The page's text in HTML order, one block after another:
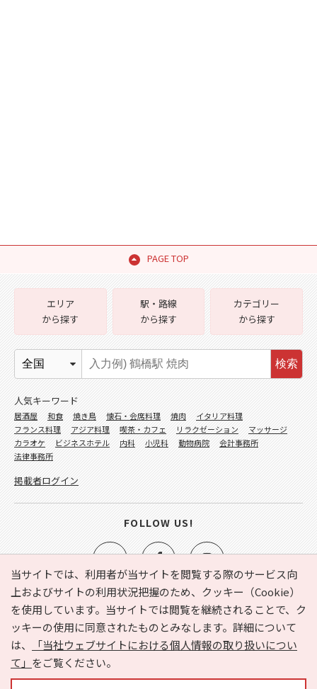
PAGE TOP
当サイトでは、利用者が当サイトを閲覧する際のサービス向
上およびサイトの利用状況把握のため、クッキー（Cookie）
を使用しています。当サイトでは閲覧を継続されることで、ク
ッキーの使用に同意されたものとみなします。詳細について
は、
「当社ウェブサイトにおける個人情報の取り扱いについ
て」 をご覧ください。
e-NAVITA（イーナビタ）とは？ お気に入り
ヘルプ
利用規約
個人情報の取り扱いについて
運営会社
サイトマップ
広告掲載に関するお問い合わせ
エリア
から探す
駅・路線
から探す
カテゴリー
から探す
検索
人気キーワード
居酒屋 和食 焼き鳥 懐石・会席料理 焼肉
イタリア料理
フランス料理
アジア料理 喫茶・カフェ リラクゼーション
マッサージ
カラオケ
ビジネスホテル 内科 小児科 動物病院
会計事務所
法律事務所
掲載者ログイン
FOLLOW US!